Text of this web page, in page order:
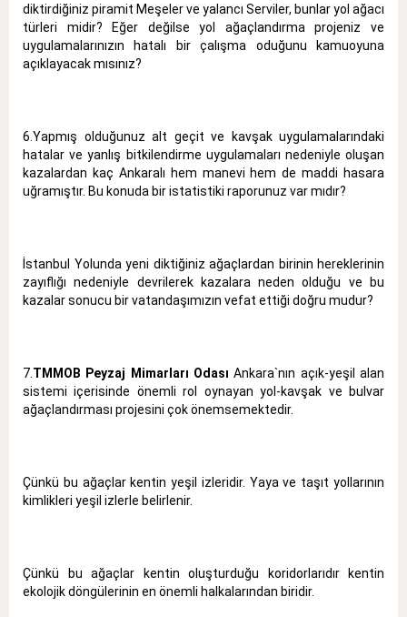
diktirdiğiniz piramit Meşeler ve yalancı Serviler, bunlar yol ağacı
türleri midir? Eğer değilse yol ağaçlandırma projeniz ve
uygulamalarınızın hatalı bir çalışma oduğunu kamuoyuna
açıklayacak mısınız?
6.Yapmış olduğunuz alt geçit ve kavşak uygulamalarındaki
hatalar ve yanlış bitkilendirme uygulamaları nedeniyle oluşan
kazalardan kaç Ankaralı hem manevi hem de maddi hasara
uğramıştır. Bu konuda bir istatistiki raporunuz var mıdır?
İstanbul Yolunda yeni diktiğiniz ağaçlardan birinin hereklerinin
zayıflığı nedeniyle devrilerek kazalara neden olduğu ve bu
kazalar sonucu bir vatandaşımızın vefat ettiği doğru mudur?
7. TMMOB Peyzaj Mimarları Odası Ankara`nın açık-yeşil alan
sistemi içerisinde önemli rol oynayan yol-kavşak ve bulvar
ağaçlandırması projesini çok önemsemektedir.
Çünkü bu ağaçlar kentin yeşil izleridir. Yaya ve taşıt yollarının
kimlikleri yeşil izlerle belirlenir.
Çünkü bu ağaçlar kentin oluşturduğu koridorlarıdır kentin
ekolojik döngülerinin en önemli halkalarından biridir.